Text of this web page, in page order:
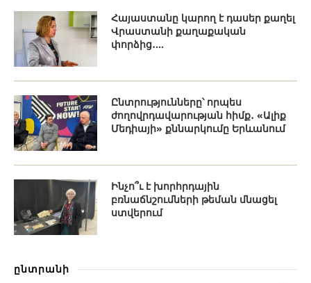
Հայաստանը կարող է դասեր քաղել
Վրաստանի քաղաքական
փորձից․...
Ընտրությունները՝ որպես
ժողովրդավարության հիմք․ «Ալիք
Մեդիայի» քննարկումը Երևանում
Ինչո՞ւ է խորհրդային
բռնաճնշումների թեման մնացել
ստվերում
ընտրանի